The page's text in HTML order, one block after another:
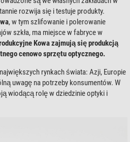
rozwija się i testuje produkty.
, w tym szlifowanie i polerowanie
szkła, ma miejsce w fabryce w
Kowa zajmują się produkcją
cenowo sprzętu optycznego.
rynkach świata: Azji, Europie
uwagę na potrzeby konsumentów. W
wiodącą rolę w dziedzinie optyki i